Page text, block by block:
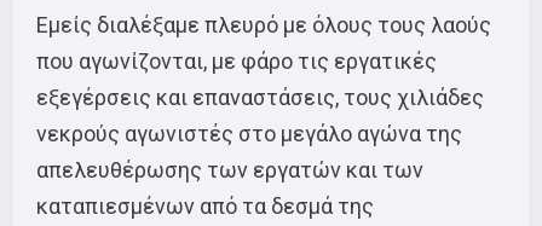
Εμείς διαλέξαμε πλευρό με όλους τους λαούς
που αγωνίζονται, με φάρο τις εργατικές
εξεγέρσεις και επαναστάσεις, τους χιλιάδες
νεκρούς αγωνιστές στο μεγάλο αγώνα της
απελευθέρωσης των εργατών και των
καταπιεσμένων από τα δεσμά της